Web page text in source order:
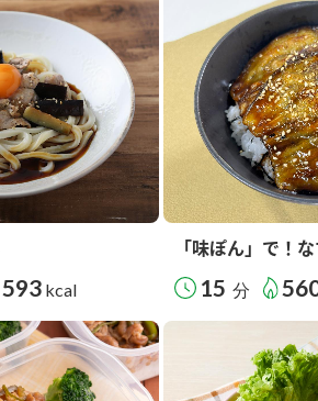
593 kcal
「味ぽん」で！
15 分